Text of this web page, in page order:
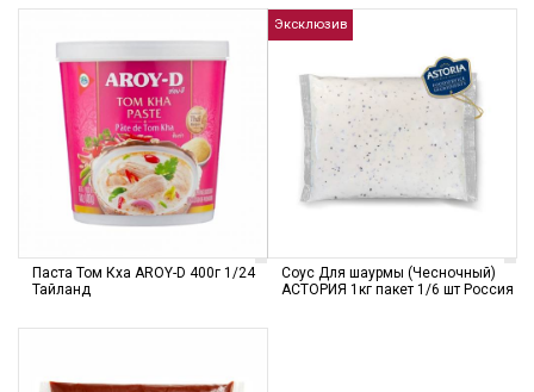
Паста Том Кха AROY-D 400г 1/24
Тайланд
Эксклюзив
Соус Для шаурмы (Чесночный)
АСТОРИЯ 1кг пакет 1/6 шт Россия